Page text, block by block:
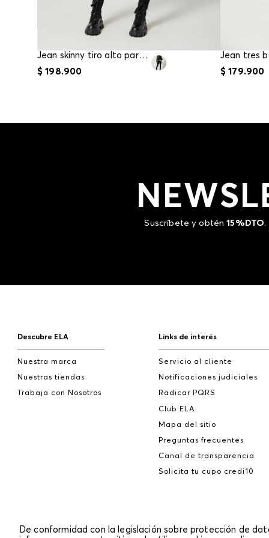
Jean skinny tiro alto para mujer
$ 198.900 $ 179.900
Suscríbete y obtén15%DTO.
Descubre ELA
Nuestra marca
Nuestras tiendas
Trabaja con Nosotros
Links de interés
Servicio al cliente
Notificaciones judiciales
Radicar PQRS
Club ELA
Mapa del sitio
Preguntas frecuentes
Canal de transparencia
Solicita tu cupo credi10
De conformidad con la legislación sobre protección de